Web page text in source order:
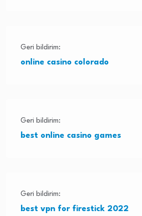
Geri bildirim:
online casino colorado
Geri bildirim:
best online casino games
Geri bildirim:
best vpn for firestick 2022